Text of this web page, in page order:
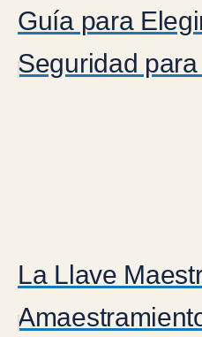
Guía para
Seguridad
La Llave